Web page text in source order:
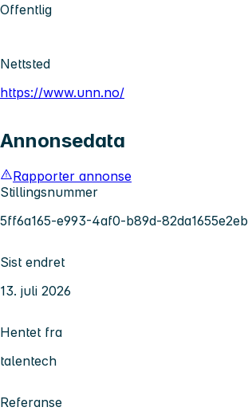
Offentlig
Nettsted
https://www.unn.no/
Annonsedata
Rapporter annonse
Stillingsnummer
5ff6a165-e993-4af0-b89d-82da1655e2eb
Sist endret
13. juli 2026
Hentet fra
talentech
Referanse